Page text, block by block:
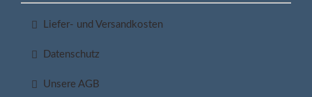
Liefer- und Versandkosten
Datenschutz
Unsere AGB